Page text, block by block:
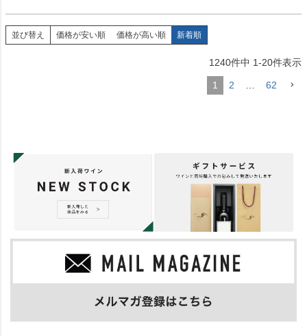
並び替え 価格が安い順 価格が高い順 新着順
1240件中 1-20件表示
1 2 62